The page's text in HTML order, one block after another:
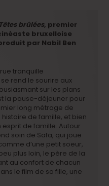
Têtes brûlées, premier
bruxelloise
par Nabil Ben
tranquille
rend le sourire aux
sur les plans
la pause-déjeuner pour
long métrage de
de famille, et bien
de famille. Autour
soin de Safa, qui joue
d’une petit soeur,
plus loin, le père de la
au confort de chacun
le film de sa fille, une